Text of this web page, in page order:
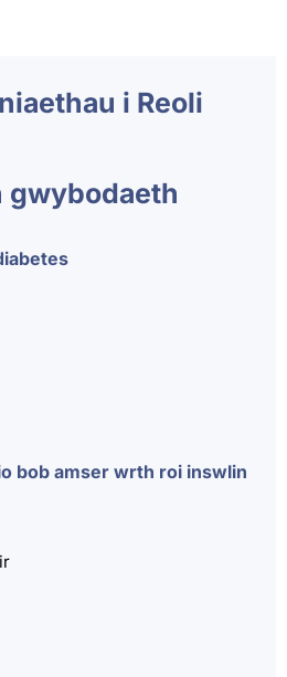
i Reoli
gwybodaeth
bob amser wrth roi inswlin